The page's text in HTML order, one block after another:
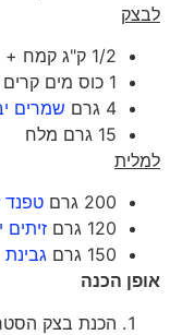
לבצק
1/2 ק"ג קמח + 1 כף קמח
1 כוס מים קרים + 3 כפות מים קרים
4 גרם
שמרים
15 גרם מלח
למלית
200 גרם
טפנד
120 גרם
זיתים
150 גרם
גבינת
אופן הכנה
הכנת בצק